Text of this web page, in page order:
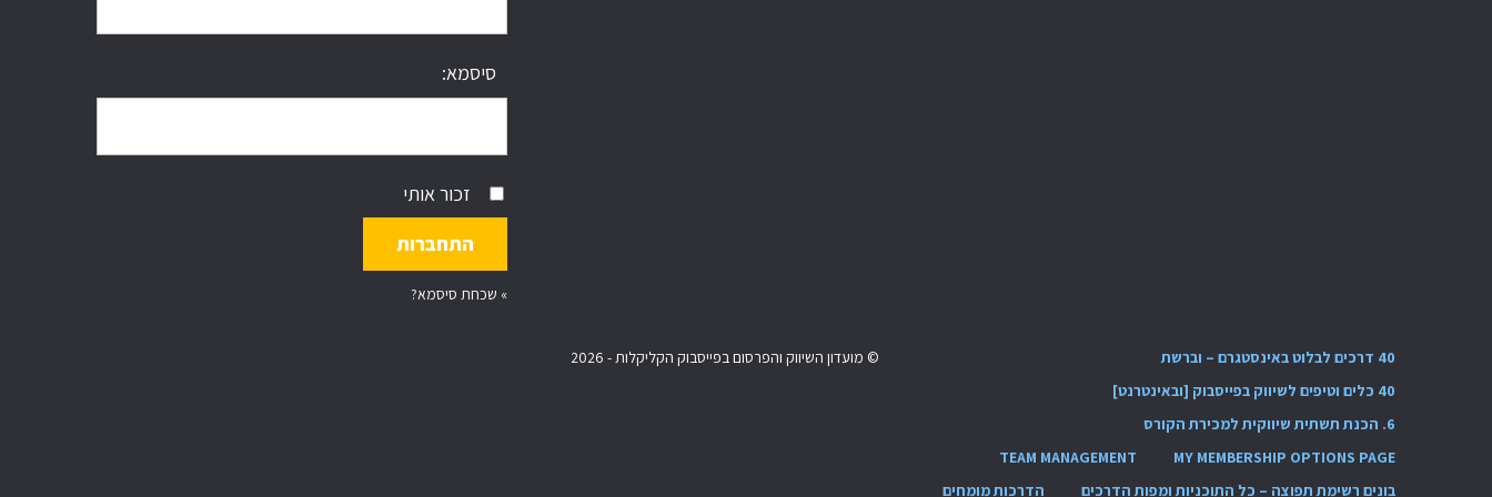
סיסמא:
זכור אותי
» שכחת סיסמא?
© מועדון השיווק והפרסום בפייסבוק הקליקלות - 2026
40 דרכים לבלוט באינסטגרם – וברשת
40 כלים וטיפים לשיווק בפייסבוק [ובאינטרנט]
6. הכנת תשתית שיווקית למכירת הקורס
MY MEMBERSHIP OPTIONS PAGE
TEAM MANAGEMENT
בונים רשימת תפוצה – כל התוכניות ומפות הדרכים
הדרכות מומחים